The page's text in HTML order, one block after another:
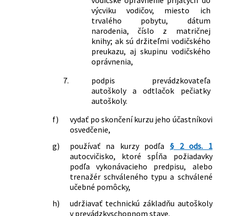
výcviku vodičov, miesto ich
trvalého pobytu, dátum
narodenia, číslo z matričnej
knihy; ak sú držiteľmi vodičského
preukazu, aj skupinu vodičského
oprávnenia,
7.
podpis prevádzkovateľa
autoškoly a odtlačok pečiatky
autoškoly.
f)
vydať po skončení kurzu jeho účastníkovi
osvedčenie,
g)
používať na kurzy podľa § 2 ods. 1
autocvičisko, ktoré spĺňa požiadavky
podľa vykonávacieho predpisu, alebo
trenažér schváleného typu a schválené
učebné pomôcky,
h)
udržiavať technickú základňu autoškoly
v prevádzkyschopnom stave.